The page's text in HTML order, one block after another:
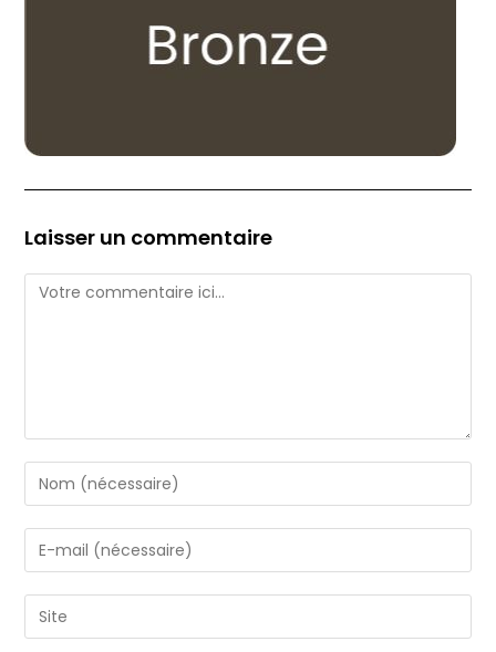
Laisser un commentaire
Comment
Enter
your
name
or
to
comment
Enter
your
email
address
Saisir
l’URL